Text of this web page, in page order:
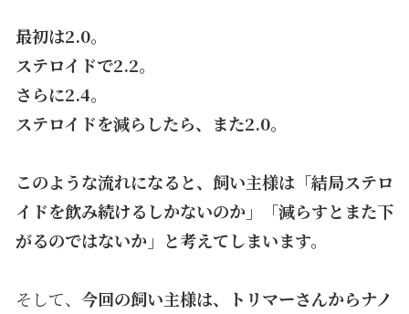
最初は2.0。
ステロイドで2.2。
さらに2.4。
ステロイドを減らしたら、また2.0。
このような流れになると、飼い主様は「結局ステロ
イドを飲み続けるしかないのか」「減らすとまた下
がるのではないか」と考えてしまいます。
そして、 今回の飼い主様は、トリマーさんからナノ